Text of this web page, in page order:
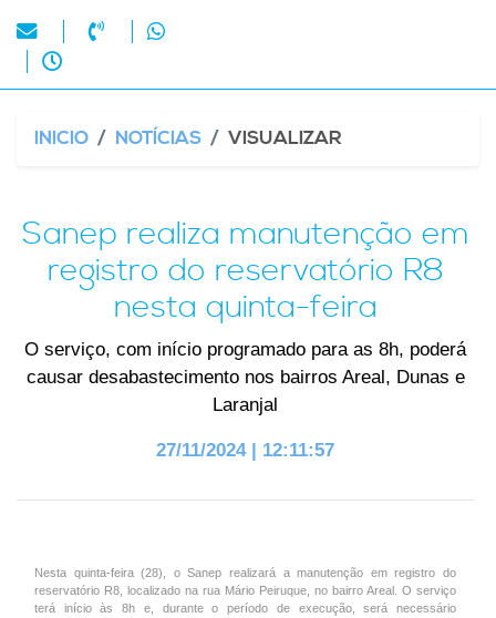
INICIO NOTÍCIAS VISUALIZAR
Sanep realiza manutenção em
registro do reservatório R8
nesta quinta-feira
O serviço, com início programado para as 8h, poderá
causar desabastecimento nos bairros Areal, Dunas e
Laranjal
27/11/2024 | 12:11:57
Nesta quinta-feira (28), o Sanep realizará a manutenção em registro do
reservatório R8, localizado na rua Mário Peiruque, no bairro Areal. O serviço
terá início às 8h e, durante o período de execução, será necessário